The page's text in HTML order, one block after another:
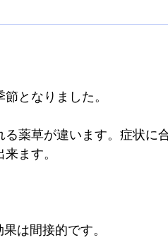
となりました。
薬草が違います。症状に
ます。
は間接的です。